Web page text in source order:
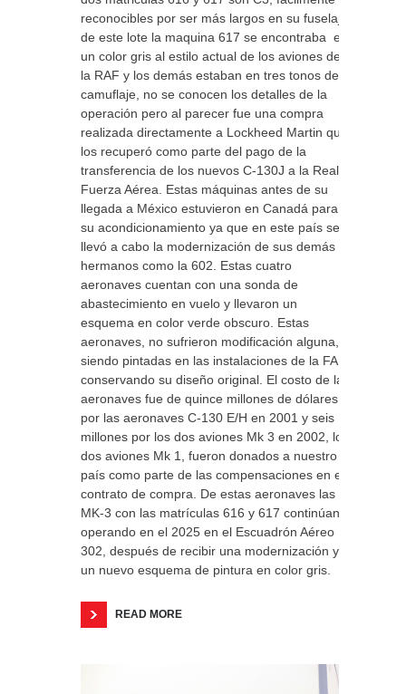
reconocibles por ser más largos en su fuselaje,
de este lote la maquina 617 se encontraba en
un color gris al estilo actual de los aviones de
la RAF y los demás estaban en tres tonos de
camuflaje, no se conocen los detalles de la
operación pero al parecer fue una compra
realizada directamente a Lockheed Martin que
los recuperó como parte del pago de la
transferencia de los nuevos C-130J a la Real
Fuerza Aérea. Estas máquinas antes de su
llegada a México estuvieron en Canadá para
su acondicionamiento ya que en este país se
llevó a cabo la modernización de sus demás
hermanos como la 602. Estas cuatro
aeronaves cuentan con una sonda de
abastecimiento en vuelo y llevaron un
esquema en color verde obscuro. Estas
aeronaves, no sufrieron modificación alguna,
siendo pintadas en las instalaciones de la FAM
conservando su diseño original. El costo de las
aeronaves fue de quince millones de dólares
por las aeronaves C-130 E/H en 2001 y seis
millones por los dos aviones Mk 3 en 2002, los
dos aviones Mk 1, fueron donados a nuestro
país como parte de las compensaciones en el
contrato de compra. De estas aeronaves las
MK-3 con las matrículas 616 y 617 continúan
operando en el 2025 en el Escuadrón Aéreo
302, después de recibir una modernización y
un nuevo esquema de pintura en color gris.
READ MORE